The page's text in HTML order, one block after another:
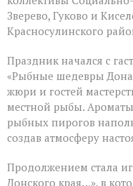
Зверево, Гуково и
Красносулинского
Праздник начался с
«Рыбные шедевры
жюри и гостей
местной рыбы. Ароматы
рыбных пирогов
создав атмосферу
Продолжением стала
Донского края…», в